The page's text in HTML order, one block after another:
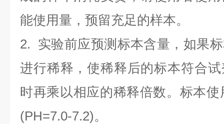
能使用量，预留充足的样本。
2. 实验前应预测标本含量，如果
进行稀释，使稀释后的标本符合
时再乘以相应的稀释倍数。标本
(PH=7.0-7.2)。